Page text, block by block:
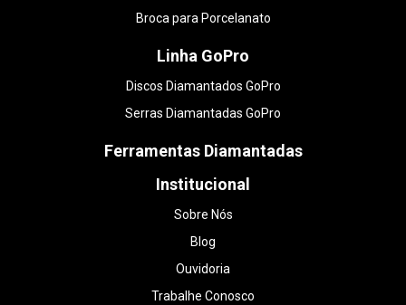
Broca para Porcelanato
Linha GoPro
Discos Diamantados GoPro
Serras Diamantadas GoPro
Ferramentas Diamantadas
Institucional
Sobre Nós
Blog
Ouvidoria
Trabalhe Conosco